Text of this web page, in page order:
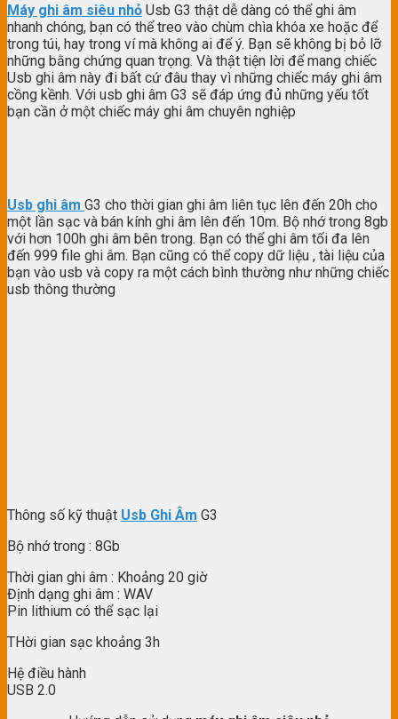
Máy ghi âm siêu nhỏ Usb G3 thật dễ dàng có thể ghi âm
nhanh chóng, bạn có thể treo vào chùm chìa khóa xe hoặc để
trong túi, hay trong ví mà không ai để ý. Bạn sẽ không bị bỏ lỡ
những bằng chứng quan trọng. Và thật tiện lời để mang chiếc
Usb ghi âm này đi bất cứ đâu thay vì những chiếc máy ghi âm
cồng kềnh. Với usb ghi âm G3 sẽ đáp ứng đủ những yếu tốt
bạn cần ở một chiếc máy ghi âm chuyên nghiệp
Usb ghi âm G3 cho thời gian ghi âm liên tục lên đến 20h cho
một lần sạc và bán kính ghi âm lên đến 10m. Bộ nhớ trong 8gb
với hơn 100h ghi âm bên trong. Bạn có thể ghi âm tối đa lên
đến 999 file ghi âm. Bạn cũng có thể copy dữ liệu , tài liệu của
bạn vào usb và copy ra một cách bình thường như những chiếc
usb thông thường
Thông số kỹ thuật Usb Ghi Âm G3
Bộ nhớ trong : 8Gb
Thời gian ghi âm : Khoảng 20 giờ
Định dạng ghi âm : WAV
Pin lithium có thể sạc lại
THời gian sạc khoảng 3h
Hệ điều hành
USB 2.0